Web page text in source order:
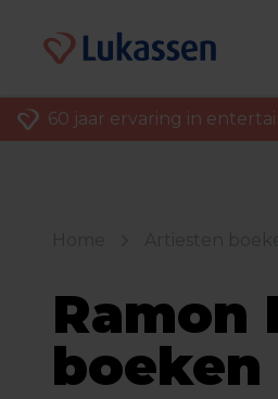
60 jaar ervaring in
Ramon
boeken